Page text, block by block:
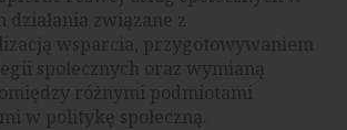
związane z
wsparcia, przygotowywaniem
społecznych oraz wymianą
różnymi podmiotami
w politykę społeczną.